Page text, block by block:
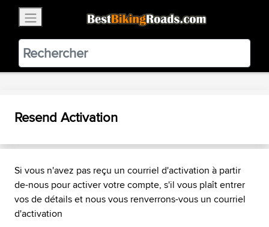
BestBikingRoads
Static Motion3.99 - In Google Play
VIEW
Resend Activation
Si vous n'avez pas reçu un courriel d'activation à partir
de-nous pour activer votre compte, s'il vous plaît entrer
vos de détails et nous vous renverrons-vous un courriel
d'activation